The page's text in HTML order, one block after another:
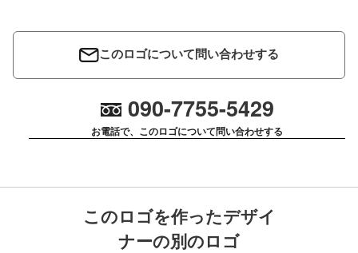
このロゴについて問い合わせする
090-7755-5429
お電話で、このロゴについて問い合わせする
このロゴを作ったデザイ
ナーの別のロゴ